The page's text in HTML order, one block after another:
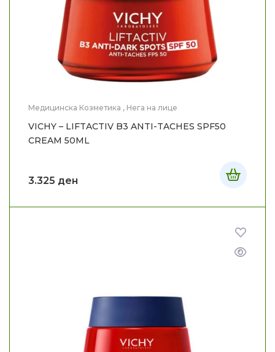
Медицинска Козметика , Нега на лице
VICHY – LIFTACTIV B3 ANTI-TACHES SPF50
CREAM 50ML
3.325 ден